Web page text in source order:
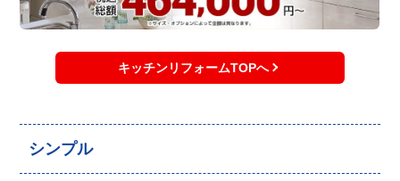
キッチンリフォームTOPへ
シンプル